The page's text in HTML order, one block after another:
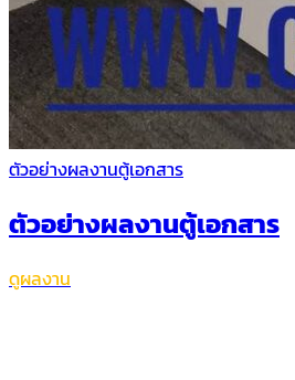
ตัวอย่างผลงานตู้เอกสาร
ตัวอย่างผลงานตู้เอกสาร
ดูผลงาน